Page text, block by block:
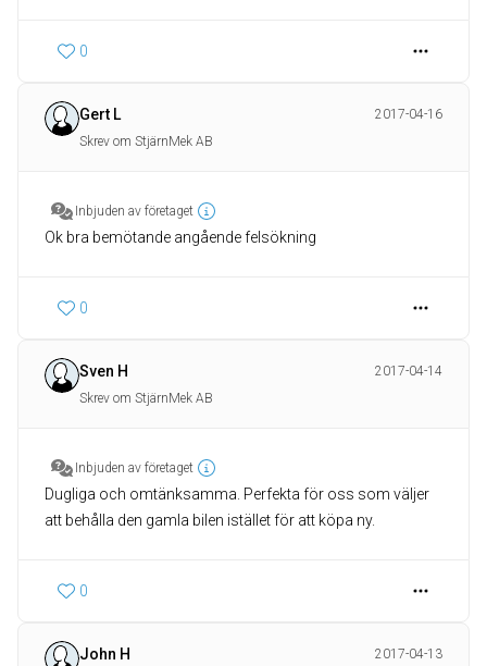
0
Gert L
2017-04-16
Skrev om StjärnMek AB
Inbjuden av företaget
Ok bra bemötande angående felsökning
0
Sven H
2017-04-14
Skrev om StjärnMek AB
Inbjuden av företaget
Dugliga och omtänksamma. Perfekta för oss som väljer
att behålla den gamla bilen istället för att köpa ny.
0
John H
2017-04-13